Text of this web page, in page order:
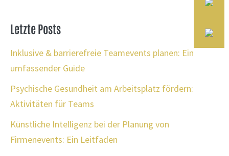
Letzte Posts
Inklusive & barrierefreie Teamevents planen: Ein
umfassender Guide
Psychische Gesundheit am Arbeitsplatz fördern:
Aktivitäten für Teams
Künstliche Intelligenz bei der Planung von
Firmenevents: Ein Leitfaden